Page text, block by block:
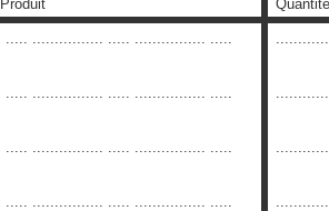
Quantité
..... ................ ..... ................ .....
..... ................ ..... ................ .....
..... ................ ..... ................ .....
..... ................ ..... ................ .....